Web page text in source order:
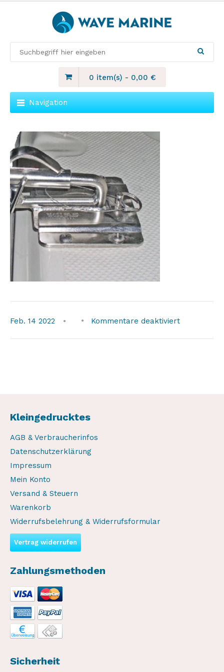
0 item(s) - 0,00 €
Navigation
Feb. 14 2022 Kommentare deaktiviertfür
Kleingedrucktes
AGB & Verbraucherinfos
Datenschutzerklärung
Impressum
Mein Konto
Versand & Steuern
Warenkorb
Widerrufsbelehrung & Widerrufsformular
Vertrag widerrufen
Zahlungsmethoden
Sicherheit